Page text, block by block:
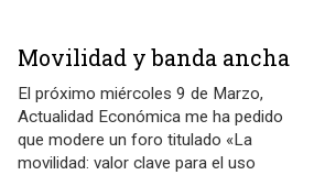
Movilidad y banda ancha
El próximo miércoles 9 de Marzo,
Actualidad Económica me ha pedido
que modere un foro titulado «La
movilidad: valor clave para el uso